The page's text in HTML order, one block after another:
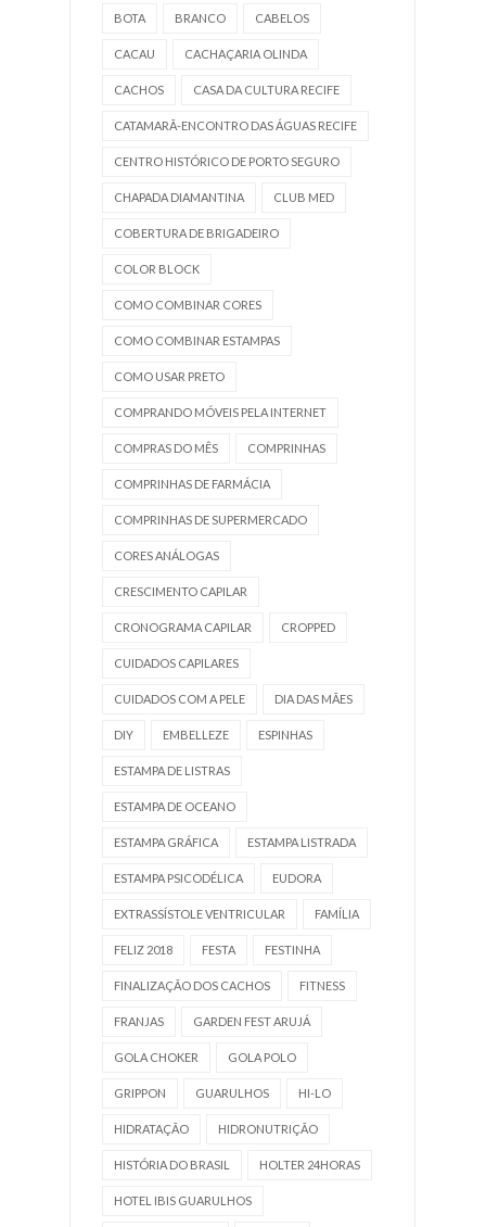
BOTA BRANCO CABELOS
CACAU CACHAÇARIA OLINDA
CACHOS CASA DA CULTURA RECIFE
CATAMARÃ-ENCONTRO DAS ÁGUAS RECIFE
CENTRO HISTÓRICO DE PORTO SEGURO
CHAPADA DIAMANTINA CLUB MED
COBERTURA DE BRIGADEIRO
COLOR BLOCK
COMO COMBINAR CORES
COMO COMBINAR ESTAMPAS
COMO USAR PRETO
COMPRANDO MÓVEIS PELA INTERNET
COMPRAS DO MÊS COMPRINHAS
COMPRINHAS DE FARMÁCIA
COMPRINHAS DE SUPERMERCADO
CORES ANÁLOGAS
CRESCIMENTO CAPILAR
CRONOGRAMA CAPILAR CROPPED
CUIDADOS CAPILARES
CUIDADOS COM A PELE DIA DAS MÃES
DIY EMBELLEZE ESPINHAS
ESTAMPA DE LISTRAS
ESTAMPA DE OCEANO
ESTAMPA GRÁFICA ESTAMPA LISTRADA
ESTAMPA PSICODÉLICA EUDORA
EXTRASSÍSTOLE VENTRICULAR FAMÍLIA
FELIZ 2018 FESTA FESTINHA
FINALIZAÇÃO DOS CACHOS FITNESS
FRANJAS GARDEN FEST ARUJÁ
GOLA CHOKER GOLA POLO
GRIPPON GUARULHOS HI-LO
HIDRATAÇÃO HIDRONUTRIÇÃO
HISTÓRIA DO BRASIL HOLTER 24HORAS
HOTEL IBIS GUARULHOS